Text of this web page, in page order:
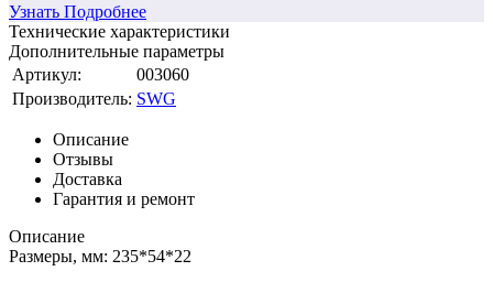
Узнать Подробнее
Технические характеристики
Дополнительные параметры
Артикул:
003060
Производитель: SWG
Описание
Отзывы
Доставка
Гарантия и ремонт
Описание
Размеры, мм: 235*54*22